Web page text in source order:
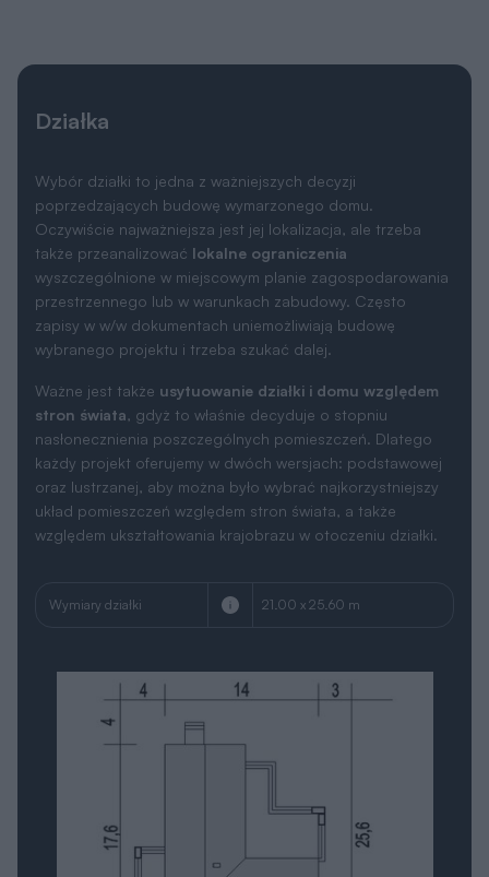
Działka
Wybór działki to jedna z ważniejszych decyzji
poprzedzających budowę wymarzonego domu.
Oczywiście najważniejsza jest jej lokalizacja, ale trzeba
także przeanalizować lokalne ograniczenia
wyszczególnione w miejscowym planie zagospodarowania
przestrzennego lub w warunkach zabudowy. Często
zapisy w w/w dokumentach uniemożliwiają budowę
wybranego projektu i trzeba szukać dalej.
Ważne jest także usytuowanie działki i domu względem
stron świata, gdyż to właśnie decyduje o stopniu
nasłonecznienia poszczególnych pomieszczeń. Dlatego
każdy projekt oferujemy w dwóch wersjach: podstawowej
oraz lustrzanej, aby można było wybrać najkorzystniejszy
układ pomieszczeń względem stron świata, a także
względem ukształtowania krajobrazu w otoczeniu działki.
Wymiary działki 21.00 x 25.60 m